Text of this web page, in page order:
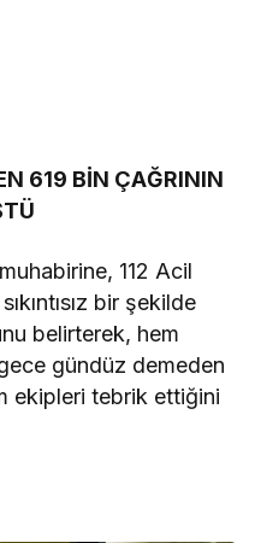
619 BİN ÇAĞRININ
112 Acil
bir şekilde
belirterek, hem
gündüz demeden
ekipleri tebrik ettiğini